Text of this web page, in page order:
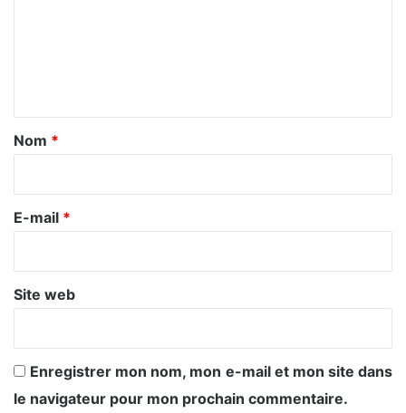
a
r
e
Nom *
E-mail *
Site web
Enregistrer mon nom, mon e-mail et mon site dans
le navigateur pour mon prochain commentaire.